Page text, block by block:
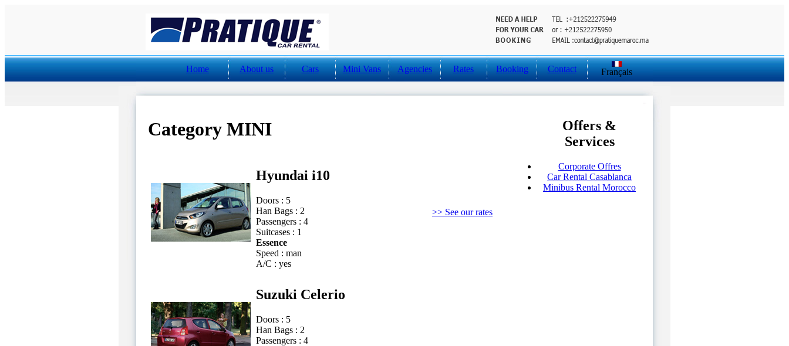
Home About us Cars Mini Vans Agencies Rates Booking Contact Français
Category MINI
Hyundai i10
Doors : 5
Han Bags : 2
Passengers : 4
Suitcases : 1
Essence
Speed : man
A/C : yes
>> See our rates
Suzuki Celerio
Doors : 5
Han Bags : 2
Passengers : 4
Offers &
Services
Corporate Offres
Car Rental Casablanca
Minibus Rental Morocco